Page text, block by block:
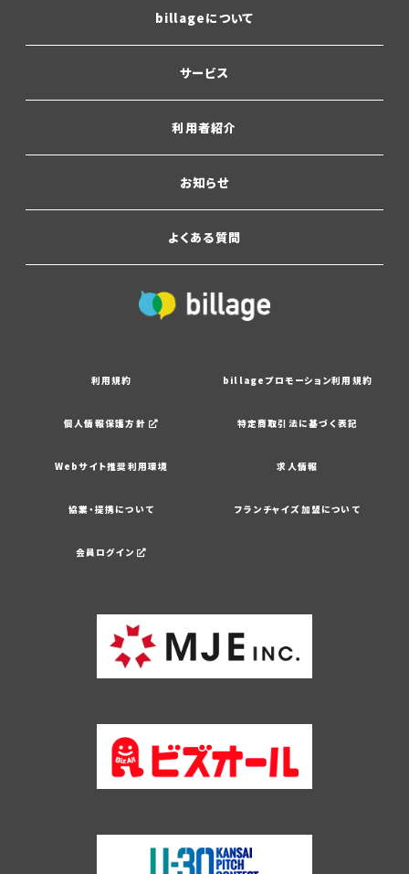
billageについて
サービス
利用者紹介
お知らせ
よくある質問
利用規約 billageプロモーション利用規約
個人情報保護方針 特定商取引法に基づく表記
Webサイト推奨利用環境 求人情報
協業・提携について フランチャイズ加盟について
会員ログイン